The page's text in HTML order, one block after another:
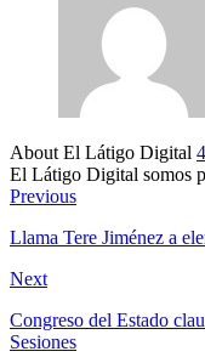
About El Látigo Digital
El Látigo Digital somos
Website
Facebook
Previous
Llama Tere Jiménez a
Next
Congreso del Estado
Sesiones